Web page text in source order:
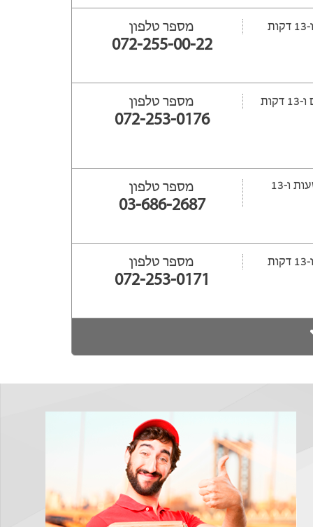
מספר טלפון
072-255-00-22
מספר טלפון
072-253-0176
ייפתח עוד 42 שעות ‫ו-13 מספר טלפון
03-686-2687
מספר טלפון
072-253-0171